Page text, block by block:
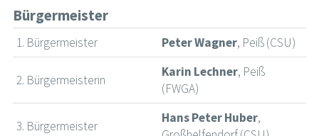
Bürgermeister
1. Bürgermeister Peter Wagner, Peiß (CSU)
2. Bürgermeisterin
Karin Lechner, Peiß
(FWGA)
3. Bürgermeister
Hans Peter Huber,